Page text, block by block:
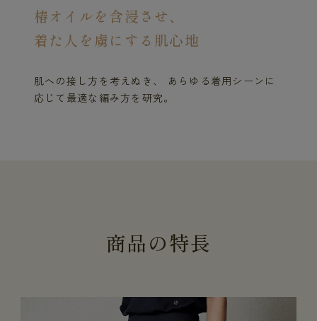
椿オイルを含浸させ、
着た人を虜にする肌心地
肌への接し方を考えぬき、 あらゆる着用シーンに
応じて最適な編み方を研究。
商品の特長